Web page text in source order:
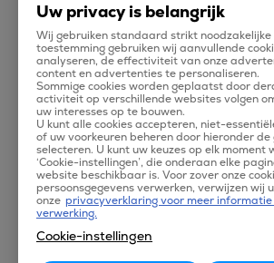
grootste stad van dit land. Bij een vakantie
bezoek aan het Afghaanse Nationaal
ontbreken. Ook de ruine van het Darul
van de Mughal keizer Babur in Bagh-e
Chehlstoon Park zijn zeker de moeite
Paleis ligt net buiten de stad en is een
Winkelen kan je doen in en rond Flower
Street.
Op Tix vind je vliegtickets naar Kabul, die je
kunt boeken. Jij kiest zelf wat voor jou het
Uw privacy is belangrijk
Wij gebruiken standaard strikt noodzakelijke
toestemming gebruiken wij aanvullende
analyseren, de effectiviteit van onze
content en advertenties te personaliseren.
Sommige cookies worden geplaatst door
activiteit op verschillende websites volgen
uw interesses op te bouwen.
U kunt alle cookies accepteren, niet-
of uw voorkeuren beheren door hieronder
selecteren. U kunt uw keuzes op elk moment
‘Cookie-instellingen’, die onderaan elke
website beschikbaar is. Voor zover onze
persoonsgegevens verwerken, verwijzen wij
onze privacyverklaring voor meer informatie
verwerking.
Cookie-instellingen